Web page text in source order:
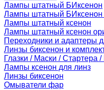
Лампы штатный БИксенон
Лампы штатный БИксенон
Лампы штатный ксенон
Лампы штатный ксенон
Переходники и адаптеры
Линзы биксенон и
Глазки / Маски / Стартера
Лампы ксенон для линз
Линзы биксенон
Омыватели фар